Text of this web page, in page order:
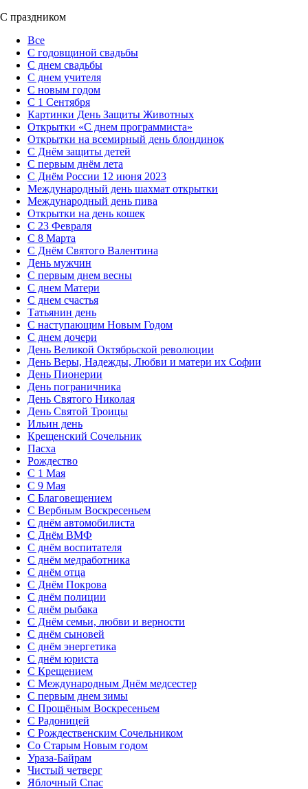
С праздником
Все
С годовщиной свадьбы
С днем свадьбы
С днем учителя
С новым годом
С 1 Сентября
Картинки День Защиты Животных
Открытки «‎С днем программиста»‎
Открытки на всемирный день блондинок
С Днём защиты детей
С первым днём лета
С Днём России 12 июня 2023
Международный день шахмат открытки
Международный день пива
Открытки на день кошек
С 23 Февраля
С 8 Марта
С Днём Святого Валентина
День мужчин
С первым днем весны
С днем Матери
C днем счастья
Татьянин день
C наступающим Новым Годом
C днем дочери
День Великой Октябрьской революции
День Веры, Надежды, Любви и матери их Софии
День Пионерии
День пограничника
День Святого Николая
День Святой Троицы
Ильин день
Крещенский Сочельник
Пасха
Рождество
С 1 Мая
С 9 Мая
С Благовещением
С Вербным Воскресеньем
С днём автомобилиста
С Днём ВМФ
С днём воспитателя
С днём медработника
С днём отца
С Днём Покрова
С днём полиции
С днём рыбака
С Днём семьи, любви и верности
С днём сыновей
С днём энергетика
С днём юриста
С Крещением
С Международным Днём медсестер
С первым днем зимы
С Прощёным Воскресеньем
С Радоницей
С Рождественским Сочельником
Со Старым Новым годом
Ураза-Байрам
Чистый четверг
Яблочный Спас